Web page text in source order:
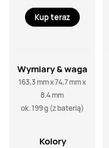
Kup teraz
Wymiary & waga
163,3 mm x 74,7 mm x
8.4 mm
ok. 199 g (z baterią)
Kolory